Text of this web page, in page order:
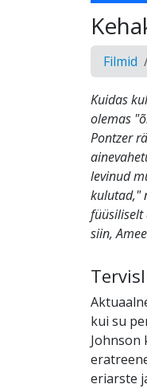
Filmid
Kuidas
olemas
Pontzer
levinud
kulutad,"
füüsiliselt
siin,
kui su
Johnson
eriarste